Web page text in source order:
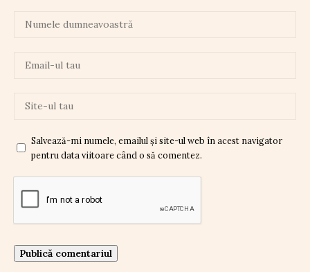
Salvează-mi numele, emailul și site-ul web în acest navigator
pentru data viitoare când o să comentez.